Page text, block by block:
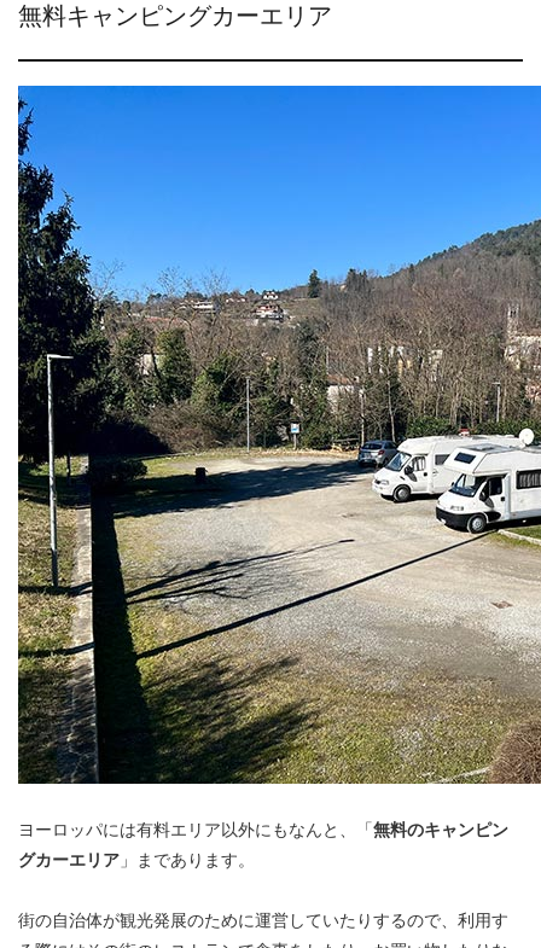
無料キャンピングカーエリア
ヨーロッパには有料エリア以外にもなんと、「無料のキャンピン
グカーエリア 」まであります。
街の自治体が観光発展のために運営していたりするので、利用す